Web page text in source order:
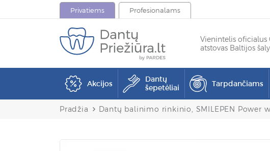
Privatiems Profesionalams
Vienintelis oficialus
atstovas Baltijos
Akcijos
Dantų
šepetėliai
Tarpdančiams
Pradžia Dantų balinimo rinkinio, SMILEPEN Power